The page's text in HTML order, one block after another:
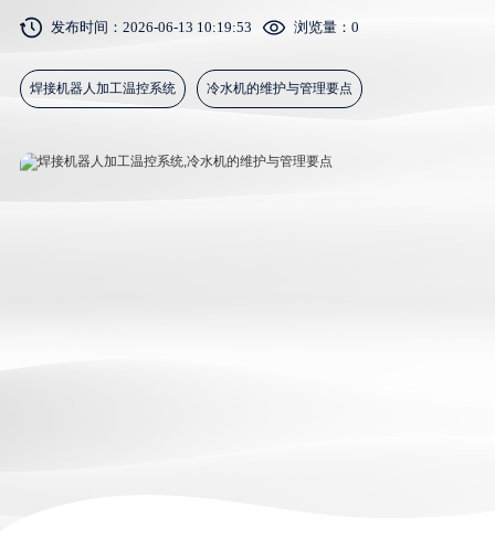
发布时间：2026-06-13 10:19:53 浏览量： 0
焊接机器人加工温控系统 冷水机的维护与管理要点